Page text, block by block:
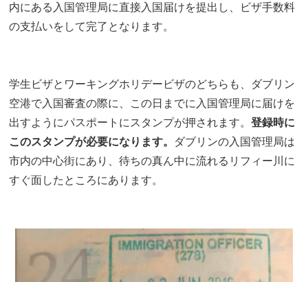
内にある入国管理局に直接入国届けを提出し、ビザ手数料
の支払いをして完了となります。
学生ビザとワーキングホリデービザのどちらも、ダブリン
空港で入国審査の際に、この日までに入国管理局に届けを
出すようにパスポートにスタンプが押されます。 登録時に
このスタンプが必要になります。
ダブリンの入国管理局は
市内の中心街にあり、待ちの真ん中に流れるリフィー川に
すぐ面したところにあります。